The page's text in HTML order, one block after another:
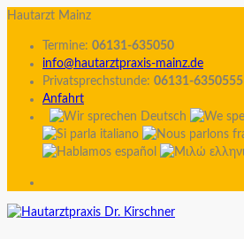
Hautarzt Mainz
Termine: 06131-635050
info@hautarztpraxis-mainz.de
Privatsprechstunde: 06131-6350555
Anfahrt